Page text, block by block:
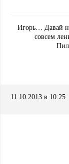
Игорь… Давай
совсем
11.10.2013 в 10:25